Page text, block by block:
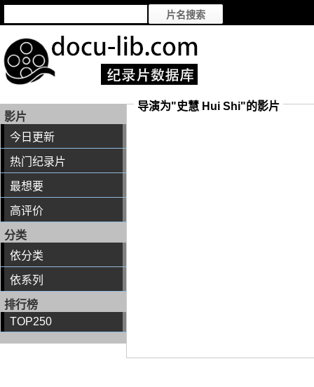
影片
今日更新
热门纪录片
最想要
高评价
分类
依分类
依系列
排行榜
TOP250
导演为"史慧 Hui Shi"的影片